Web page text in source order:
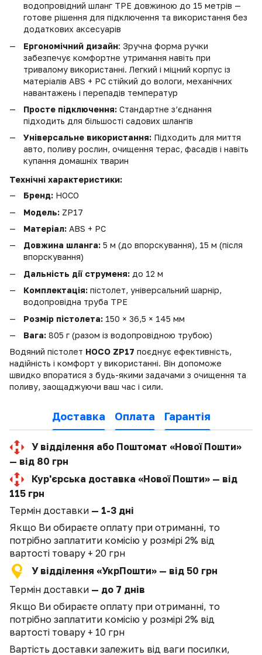
водопровідний шланг TPE довжиною до 15 метрів —
готове рішення для підключення та використання без
додаткових аксесуарів
Ергономічний дизайн: Зручна форма ручки
забезпечує комфортне утримання навіть при
тривалому використанні. Легкий і міцний корпус із
матеріалів ABS + PC стійкий до вологи, механічних
навантажень і перепадів температур
Просте підключення: Стандартне з’єднання
підходить для більшості садових шлангів
Універсальне використання: Підходить для миття
авто, поливу рослин, очищення терас, фасадів і навіть
купання домашніх тварин
Технічні характеристики:
Бренд: HOCO
Модель: ZP17
Матеріал: ABS + PC
Довжина шланга: 5 м (до впорскування), 15 м (після
впорскування)
Дальність дії струменя: до 12 м
Комплектація: пістолет, універсальний шарнір,
водопровідна труба TPE
Розмір пістолета: 150 × 36,5 × 145 мм
Вага: 805 г (разом із водопровідною трубою)
Водяний пістолет HOCO ZP17 поєднує ефективність,
надійність і комфорт у використанні. Він допоможе
швидко впоратися з будь-якими задачами з очищення та
поливу, заощаджуючи ваш час і сили.
Доставка Оплата Гарантія
У відділення або Поштомат «Нової Пошти»
— від 80 грн
Кур'єрська доставка «Нової Пошти» — від
115 грн
Термін доставки — 1-3 дні
Якщо Ви обираєте оплату при отриманні, то
потрібно заплатити комісію у розмірі 2% від
вартості товару + 20 грн
У відділення «УкрПошти» — від 50 грн
Термін доставки — до 7 днів
Якщо Ви обираєте оплату при отриманні, то
потрібно заплатити комісію у розмірі 2% від
вартості товару + 10 грн
Вартість доставки залежить від ваги посилки,